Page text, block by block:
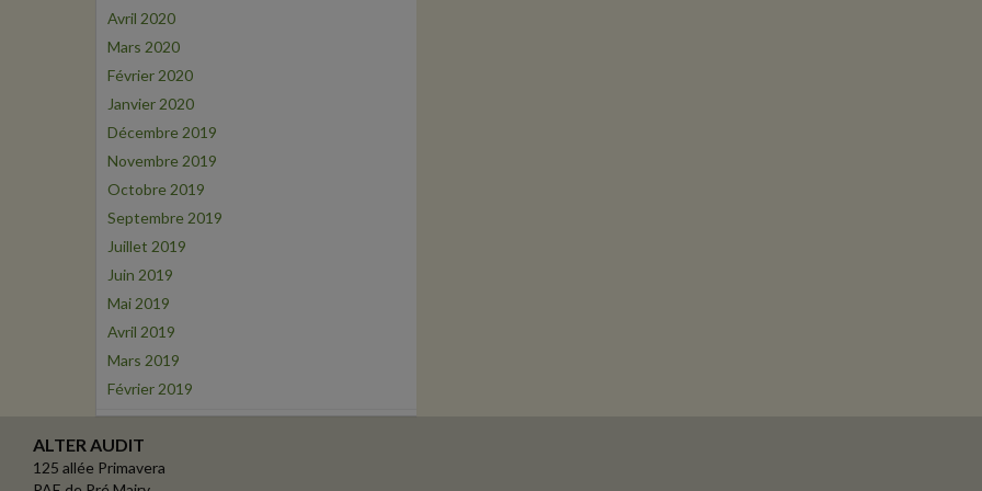
Avril 2020
Mars 2020
Février 2020
Janvier 2020
Décembre 2019
Novembre 2019
Octobre 2019
Septembre 2019
Juillet 2019
Juin 2019
Mai 2019
Avril 2019
Mars 2019
Février 2019
ALTER AUDIT
125 allée Primavera